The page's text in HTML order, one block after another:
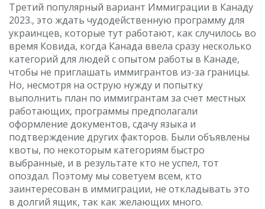
Третий популярный вариант Иммиграции в Канаду
2023., это ждать чудодейственную программу для
украинцев, которые тут работают, как случилось во
время Ковида, когда Канада ввела сразу несколько
категорий для людей с опытом работы в Канаде,
чтобы не приглашать иммигрантов из-за границы.
Но, несмотря на острую нужду и попытку
выполнить план по иммигрантам за счет местных
работающих, программы предполагали
оформление документов, сдачу языка и
подтверждение других факторов. Были объявлены
квоты, по некоторым категориям быстро
выбранные, и в результате кто не успел, тот
опоздал. Поэтому мы советуем всем, кто
заинтересован в иммиграции, не откладывать это
в долгий ящик, так как желающих много.